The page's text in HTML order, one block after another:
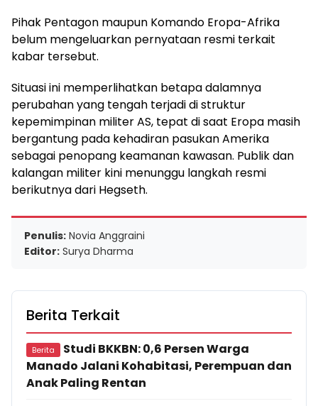
Pihak Pentagon maupun Komando Eropa-Afrika
belum mengeluarkan pernyataan resmi terkait
kabar tersebut.
Situasi ini memperlihatkan betapa dalamnya
perubahan yang tengah terjadi di struktur
kepemimpinan militer AS, tepat di saat Eropa masih
bergantung pada kehadiran pasukan Amerika
sebagai penopang keamanan kawasan. Publik dan
kalangan militer kini menunggu langkah resmi
berikutnya dari Hegseth.
Penulis: Novia Anggraini
Editor: Surya Dharma
Berita Terkait
Berita
Studi BKKBN: 0,6 Persen Warga
Manado Jalani Kohabitasi, Perempuan dan
Anak Paling Rentan